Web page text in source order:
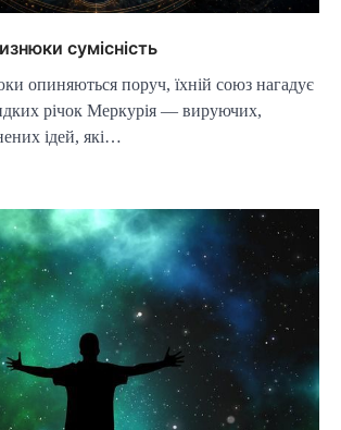
сумісність
опиняються поруч, їхній союз нагадує
річок Меркурія — вируючих,
ідей, які…